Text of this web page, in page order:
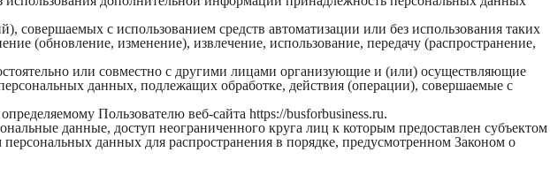
с использованием средств автоматизации или без использования таких
(обновление, изменение), извлечение, использование, передачу (распространение,
или совместно с другими лицами организующие и (или) осуществляющие
данных, подлежащих обработке, действия (операции), совершаемые с
Пользователю веб-сайта https://busforbusiness.ru.
данные, доступ неограниченного круга лиц к которым предоставлен субъектом
данных для распространения в порядке, предусмотренном Законом о